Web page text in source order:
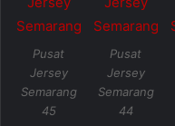
Pusat
Jersey
Semarang
45
Pusat
Jersey
Semarang
44